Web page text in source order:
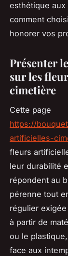
esthétique
comment
honorer vos
Présenter
sur les
cimetière
Cette page
https://
artificielles-
fleurs
leur durabilité
répondent au
pérenne tout
régulier
à partir de
ou le
face aux